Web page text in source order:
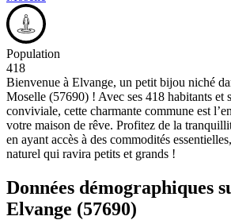
Population
418
Bienvenue à Elvange, un petit bijou niché
Moselle (57690) ! Avec ses 418 habitants et
conviviale, cette charmante commune est
votre maison de rêve. Profitez de la
en ayant accès à des commodités
naturel qui ravira petits et grands !
Données démographiques
Elvange (57690)